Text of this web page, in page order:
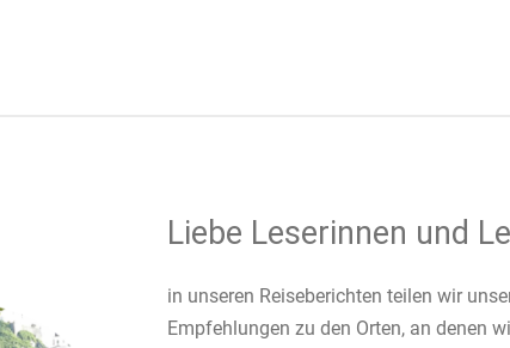
Liebe Leserinnen und
in unseren Reiseberichten teilen wir
Empfehlungen zu den Orten, an denen